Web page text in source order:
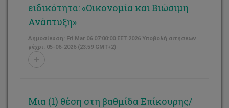
ειδικότητα: «Οικονομία και Βιώσιμη
Ανάπτυξη»
Δημοσίευση: Fri Mar 06 07:00:00 EET 2026 Υποβολή αιτήσεων
μέχρι: 05-06-2026 (23:59 GMT+2)
Μια (1) θέση στη βαθμίδα Επίκουρης/